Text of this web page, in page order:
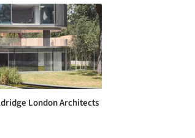
London Architects